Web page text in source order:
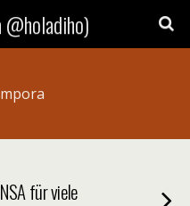
für viele